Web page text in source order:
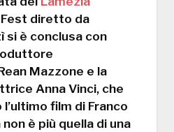
diretto da
si è conclusa con
Mazzone e la
Anna Vinci, che
film di Franco
è più quella di una